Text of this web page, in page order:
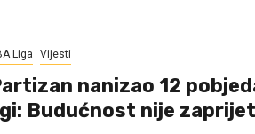
Liga Vijesti
nanizao 12
Budućnost nije